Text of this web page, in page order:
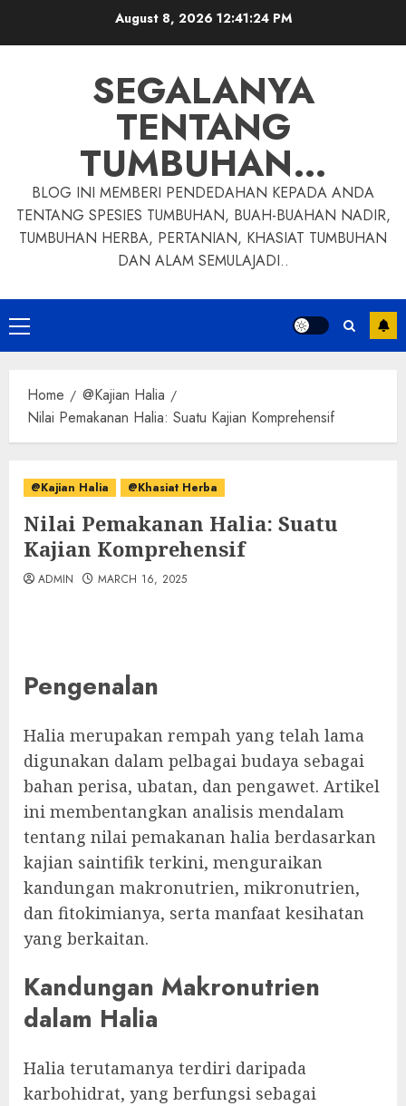
August 8, 2026 12:41:25 PM
SEGALANYA
TENTANG
TUMBUHAN…
BLOG INI MEMBERI PENDEDAHAN KEPADA ANDA
TENTANG SPESIES TUMBUHAN, BUAH-BUAHAN NADIR,
TUMBUHAN HERBA, PERTANIAN, KHASIAT TUMBUHAN
DAN ALAM SEMULAJADI..
Primary
Menu
Home
@Kajian Halia
Nilai Pemakanan Halia: Suatu Kajian Komprehensif
@Kajian Halia @Khasiat Herba
Nilai Pemakanan Halia: Suatu
Kajian Komprehensif
ADMIN MARCH 16, 2025
Pengenalan
Halia merupakan rempah yang telah lama
digunakan dalam pelbagai budaya sebagai
bahan perisa, ubatan, dan pengawet. Artikel
ini membentangkan analisis mendalam
tentang nilai pemakanan halia berdasarkan
kajian saintifik terkini, menguraikan
kandungan makronutrien, mikronutrien,
dan fitokimianya, serta manfaat kesihatan
yang berkaitan.
Kandungan Makronutrien
dalam Halia
Halia terutamanya terdiri daripada
karbohidrat, yang berfungsi sebagai